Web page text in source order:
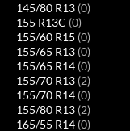
145/80 R13 (0)
155 R13C (0)
155/60 R15 (0)
155/65 R13 (0)
155/65 R14 (0)
155/70 R13 (2)
155/70 R14 (0)
155/80 R13 (2)
165/55 R14 (0)